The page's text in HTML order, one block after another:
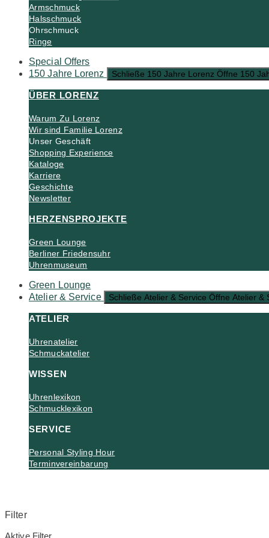
Armschmuck
Halsschmuck
Ohrschmuck
Ringe
Special Offers
150 Jahre Lorenz
Schließe 150 Jahre Lorenz Öffne 150
ÜBER LORENZ
Warum Zu Lorenz
Wir sind Familie Lorenz
Unser Geschäft
Shopping Experience
Kataloge
Karriere
Geschichte
Newsletter
HERZENSPROJEKTE
Green Lounge
Berliner Friedensuhr
Uhrenmuseum
Green Lounge
Atelier & Service
Schließe Atelier & Service Öffne Atelier &
ATELIER
Uhrenatelier
Schmuckatelier
WISSEN
Uhrenlexikon
Schmucklexikon
SERVICE
Personal Styling Hour
Terminvereinbarung
Filter
Aktive Filter